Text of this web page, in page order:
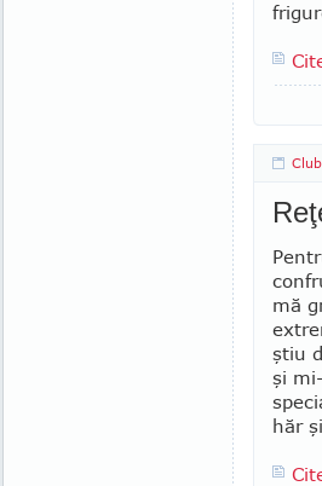
mă
ştiu
şi
hăr